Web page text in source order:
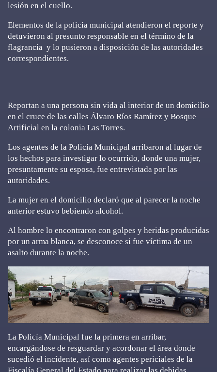
lesión en el cuello.
Elementos de la policía municipal atendieron el reporte y
detuvieron al presunto responsable en el término de la
flagrancia y lo pusieron a disposición de las autoridades
correspondientes.
Reportan a una persona sin vida al interior de un domicilio
en el cruce de las calles Álvaro Ríos Ramírez y Bosque
Artificial en la colonia Las Torres.
Los agentes de la Policía Municipal arribaron al lugar de
los hechos para investigar lo ocurrido, donde una mujer,
presuntamente su esposa, fue entrevistada por las
autoridades.
La mujer en el domicilio declaró que al parecer la noche
anterior estuvo bebiendo alcohol.
Al hombre lo encontraron con golpes y heridas producidas
por un arma blanca, se desconoce si fue víctima de un
asalto durante la noche.
La Policía Municipal fue la primera en arribar,
encargándose de resguardar y acordonar el área donde
sucedió el incidente, así como agentes periciales de la